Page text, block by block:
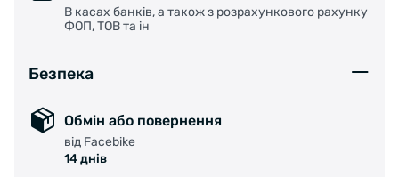
В касах банків, а також з розрахункового рахунку
ФОП, ТОВ та ін
Безпека
Обмін або повернення
від Facebike
14 днів